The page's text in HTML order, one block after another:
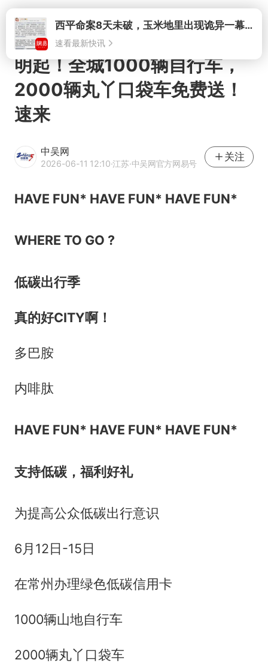
打开西平命案8天未破，玉米地里出现诡异一幕，我突然想起了欧金中
速看最新快讯
明起！全城1000辆自行车，
2000辆丸丫口袋车免费送！
速来
中吴网
2026-06-11 12:10·江苏·中吴网官方网易号
关注
HAVE FUN* HAVE FUN* HAVE FUN*
WHERE TO GO ?
低碳出行季
真的好CITY啊！
多巴胺
内啡肽
HAVE FUN* HAVE FUN* HAVE FUN*
支持低碳，福利好礼
为提高公众低碳出行意识
6月12日-15日
在常州办理绿色低碳信用卡
1000辆山地自行车
2000辆丸丫口袋车